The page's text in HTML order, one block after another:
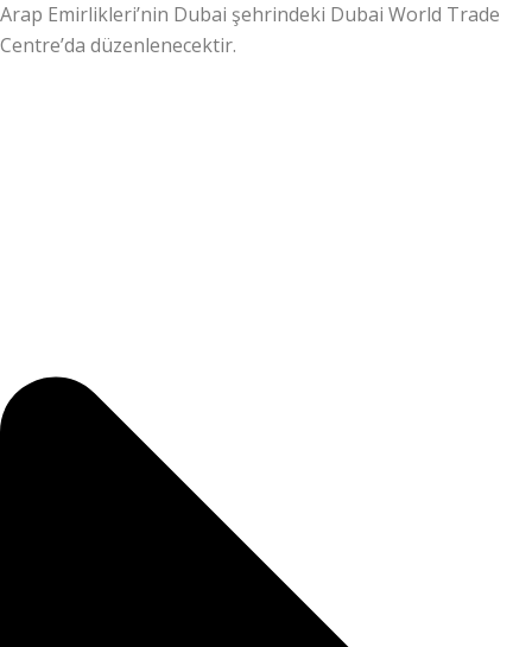
Arap Emirlikleri’nin Dubai şehrindeki Dubai World Trade
Centre’da düzenlenecektir.